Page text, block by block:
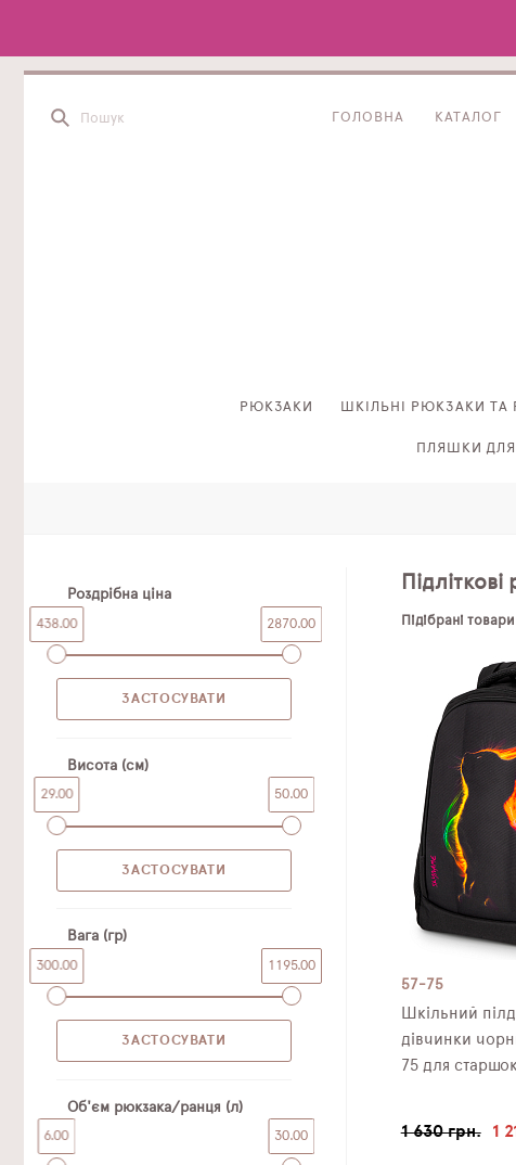
ГОЛОВНА КАТАЛОГ
РЮКЗАКИ ШКІЛЬНІ РЮКЗАКИ ТА
ПЛЯШКИ
Роздрібна ціна
438.00 2870.00
Висота (см)
29.00 50.00
Вага (гр)
300.00 1195.00
Об'єм рюкзака/ранця (л)
6.00 30.00
Підібрані
57-75
Шкільний
дівчинки
75 для
1 630 грн. 1